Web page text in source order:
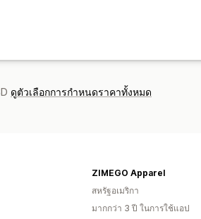
ดูตัวเลือกการกำหนดราคาทั้งหมด
ZIMEGO Apparel
สหรัฐอเมริกา
มากกว่า 3 ปี ในการใช้แอป